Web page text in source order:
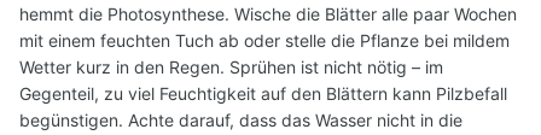
hemmt die Photosynthese. Wische die Blätter alle paar Wochen
mit einem feuchten Tuch ab oder stelle die Pflanze bei mildem
Wetter kurz in den Regen. Sprühen ist nicht nötig – im
Gegenteil, zu viel Feuchtigkeit auf den Blättern kann Pilzbefall
begünstigen. Achte darauf, dass das Wasser nicht in die